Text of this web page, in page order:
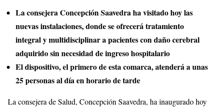
La consejera Concepción Saavedra ha visitado hoy las
nuevas instalaciones, donde se ofrecerá tratamiento
integral y multidisciplinar a pacientes con daño cerebral
adquirido sin necesidad de ingreso hospitalario
El dispositivo, el primero de esta comarca, atenderá a unas
25 personas al día en horario de tarde
La consejera de Salud, Concepción Saavedra, ha inaugurado hoy